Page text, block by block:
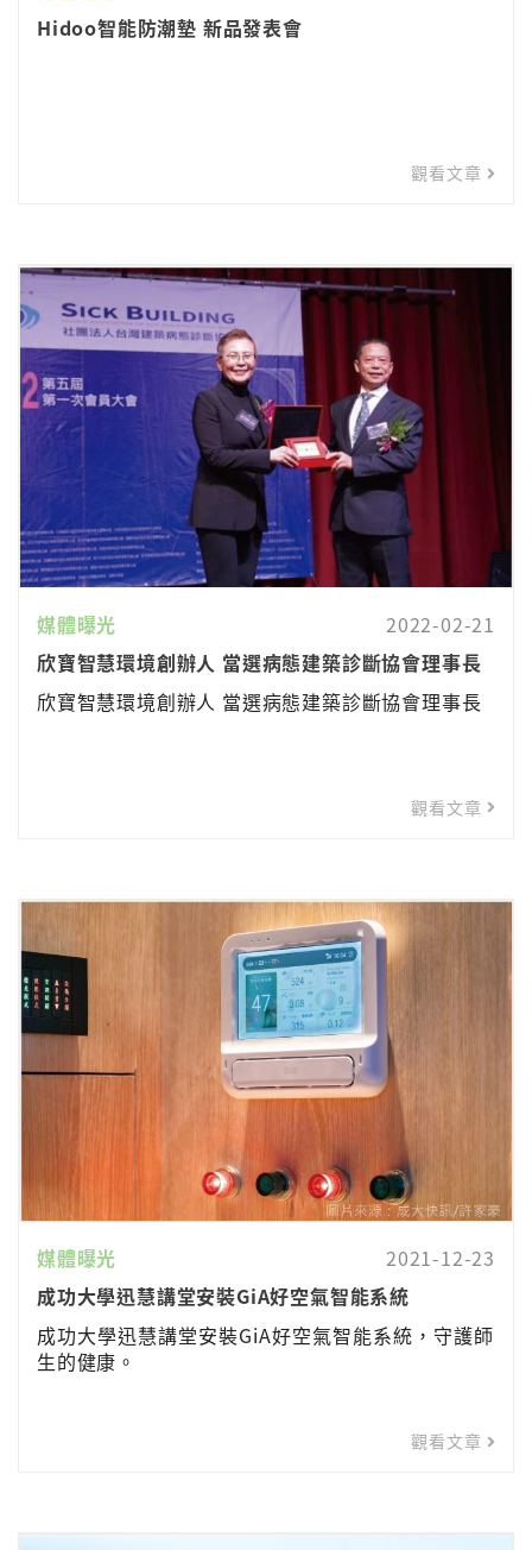
Hidoo智能防潮墊 新品發表會
觀看文章
媒體曝光
2022-02-21
欣寶智慧環境創辦人 當選病態建築診斷協會理事長
欣寶智慧環境創辦人 當選病態建築診斷協會理事長
觀看文章
媒體曝光
2021-12-23
成功大學迅慧講堂安裝GiA好空氣智能系統
成功大學迅慧講堂安裝GiA好空氣智能系統，守護師
生的健康。
觀看文章